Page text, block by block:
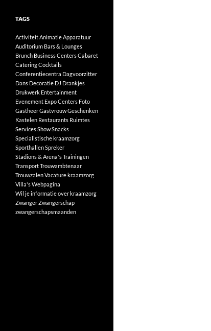
TAGS
ActiviteitAnimatieApparatuur
Auditorium Bars & Lounges
Brunch Business CentersCabaret
CateringCocktails
Conferentiecentra Dagvoorzitter
Dans Decoratie DJ Drankjes
Drukwerk Entertainment
Evenement Expo Centers Foto
GastheerGastvrouwGeschenken
Kastelen Restaurants Ruimtes
ServicesShowSnacks
Specialistische kraamzorg
SporthallenSpreker
Stadions & Arena'sTrainingen
TransportTrouwambtenaar
TrouwzalenVacature kraamzorg
Villa'sWebpagina
Wil je informatie over kraamzorg
ZwangerZwangerschap
zwangerschapsmaanden